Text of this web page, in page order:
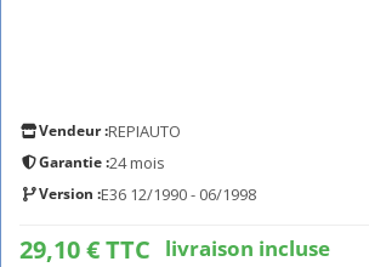
Vendeur :REPIAUTO
Garantie :24 mois
Version :E36 12/1990 - 06/1998
29,10 € TTC livraison incluse